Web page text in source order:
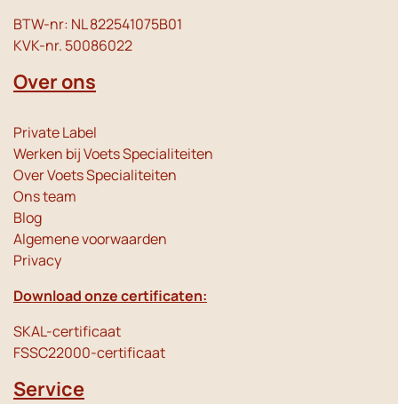
BTW-nr: NL 822541075B01
KVK-nr. 50086022
Over ons
Private Label
Werken bij Voets Specialiteiten
Over Voets Specialiteiten
Ons team
Blog
Algemene voorwaarden
Privacy
Download onze certificaten:
SKAL-certificaat
FSSC22000-certificaat
Service